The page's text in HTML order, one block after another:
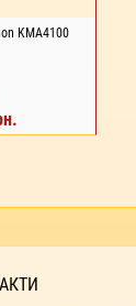
KMA4100